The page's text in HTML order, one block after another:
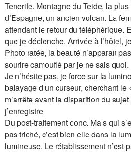
Tenerife. Montagne du Teide, la
d’Espagne, un ancien volcan. La
attendant le retour du téléphérique.
que je déclenche. Arrivée à l’hôtel,
Photo ratée, la beauté n’apparait
sourire camouflé par je ne sais quoi.
Je n’hésite pas, je force sur la
balayage d’un curseur, cherchant le
m’arrête avant la disparition du
j’enregistre.
Du post-traitement donc. Mais qui
pas triché, c’est bien elle dans la
lumineuse. Le rétablissement n’est